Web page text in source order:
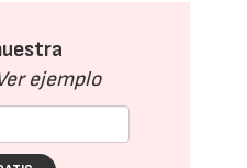
ejemplo